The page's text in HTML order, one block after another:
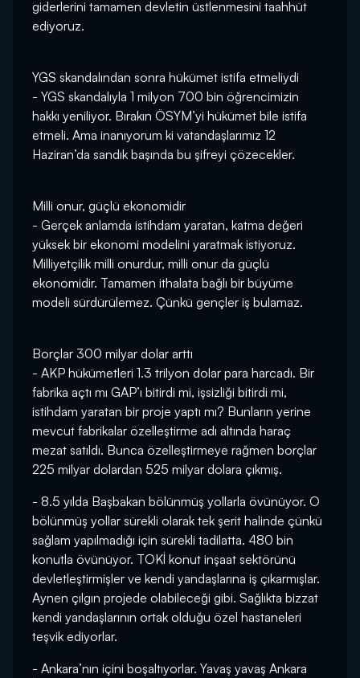
giderlerini tamamen devletin üstlenmesini taahhüt
ediyoruz.
YGS skandalından sonra hükümet istifa etmeliydi
- YGS skandalıyla 1 milyon 700 bin öğrencimizin
hakkı yeniliyor. Bırakın ÖSYM’yi hükümet bile istifa
etmeli. Ama inanıyorum ki vatandaşlarımız 12
Haziran’da sandık başında bu şifreyi çözecekler.
Milli onur, güçlü ekonomidir
- Gerçek anlamda istihdam yaratan, katma değeri
yüksek bir ekonomi modelini yaratmak istiyoruz.
Milliyetçilik milli onurdur, milli onur da güçlü
ekonomidir. Tamamen ithalata bağlı bir büyüme
modeli sürdürülemez. Çünkü gençler iş bulamaz.
Borçlar 300 milyar dolar arttı
- AKP hükümetleri 1.3 trilyon dolar para harcadı. Bir
fabrika açtı mı GAP’ı bitirdi mi, işsizliği bitirdi mi,
istihdam yaratan bir proje yaptı mı? Bunların yerine
mevcut fabrikalar özelleştirme adı altında haraç
mezat satıldı. Bunca özelleştirmeye rağmen borçlar
225 milyar dolardan 525 milyar dolara çıkmış.
- 8.5 yılda Başbakan bölünmüş yollarla övünüyor. O
bölünmüş yollar sürekli olarak tek şerit halinde çünkü
sağlam yapılmadığı için sürekli tadilatta. 480 bin
konutla övünüyor. TOKİ konut inşaat sektörünü
devletleştirmişler ve kendi yandaşlarına iş çıkarmışlar.
Aynen çılgın projede olabileceği gibi. Sağlıkta bizzat
kendi yandaşlarının ortak olduğu özel hastaneleri
teşvik ediyorlar.
- Ankara’nın içini boşaltıyorlar. Yavaş yavaş Ankara